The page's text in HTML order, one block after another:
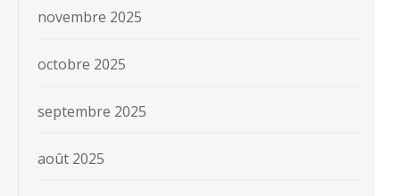
novembre 2025
octobre 2025
septembre 2025
août 2025